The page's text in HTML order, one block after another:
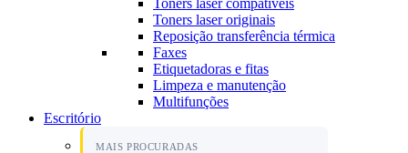
Toners laser compatíveis
Toners laser originais
Reposição transferência térmica
Faxes
Etiquetadoras e fitas
Limpeza e manutenção
Multifunções
Escritório
MAIS PROCURADAS